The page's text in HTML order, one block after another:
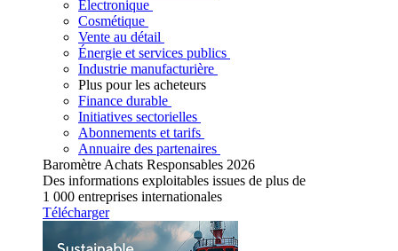
Électronique
Cosmétique
Vente au détail
Énergie et services publics
Industrie manufacturière
Plus pour les acheteurs
Finance durable
Initiatives sectorielles
Abonnements et tarifs
Annuaire des partenaires
Baromètre Achats Responsables 2026
Des informations exploitables issues de plus de
1 000 entreprises internationales
Télécharger